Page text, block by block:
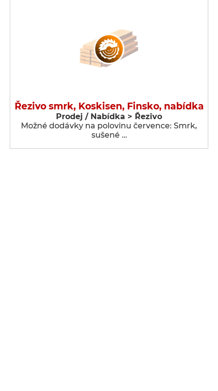
Řezivo smrk, Koskisen, Finsko, nabídka
Prodej / Nabídka > Řezivo
Možné dodávky na polovinu července: Smrk,
sušené …